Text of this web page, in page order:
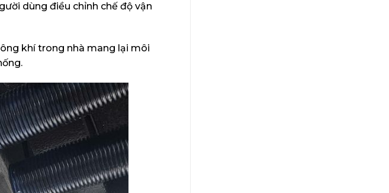
dùng điều chỉnh chế độ vận
khí trong nhà mang lại môi